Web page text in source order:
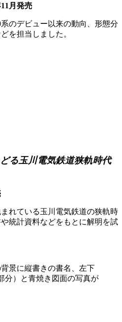
月発売
系のデビュー以来の動向、形態分
を担当しました。
る玉川電気鉄道狭軌時代
れている玉川電気鉄道の狭軌時
統計資料などをもとに解明を試